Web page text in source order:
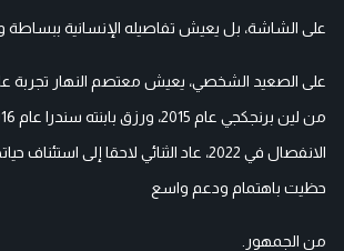
على الشاشة، بل يعيش تفاصيله الإنسانية
على الصعيد الشخصي، يعيش معتصم النهار تجربة
الانفصال في 2022، عاد الثنائي لاحقا إلى
حظيت باهتمام ودعم واسع
من الجمهور.